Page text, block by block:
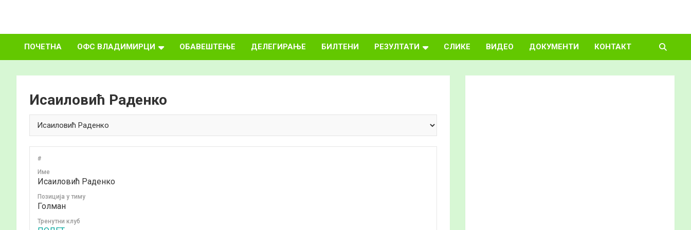
ФУДБАЛСКИ
САВЕЗ
ВЛАДИМИРЦИ
ПОЧЕТНА ОФС ВЛАДИМИРЦИ ОБАВЕШТЕЊЕ ДЕЛЕГИРАЊЕ БИЛТЕНИ РЕЗУЛТАТИ СЛИКЕ ВИДЕО ДОКУМЕНТИ КОНТАКТ
Исаиловић Раденко
#
Име
Исаиловић Раденко
Позиција у тиму
Голман
Тренутни клуб